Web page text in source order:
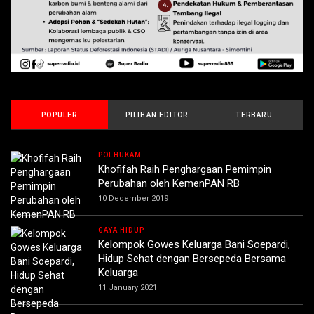
POPULER PILIHAN EDITOR TERBARU
POLHUKAM
Khofifah Raih Penghargaan Pemimpin
Perubahan oleh KemenPAN RB
10 December 2019
GAYA HIDUP
Kelompok Gowes Keluarga Bani Soepardi,
Hidup Sehat dengan Bersepeda Bersama
Keluarga
11 January 2021